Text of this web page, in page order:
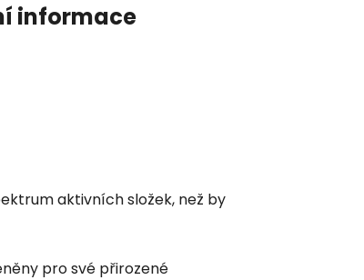
informace
aktivních složek, než by
pro své přirozené